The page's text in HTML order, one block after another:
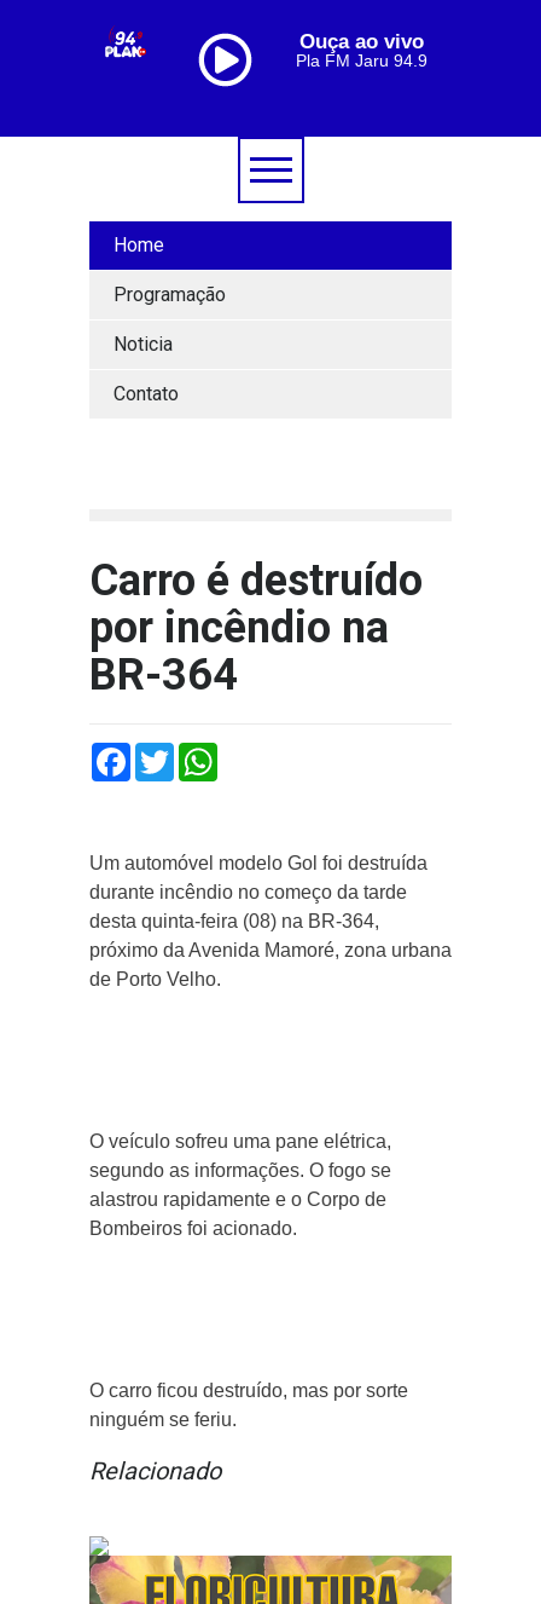
Ouça ao vivo
Pla FM Jaru 94.9
Home
Programação
Noticia
Contato
Carro é destruído
por incêndio na
BR-364
Facebook
Twitter
Um automóvel modelo Gol foi destruída
durante incêndio no começo da tarde
desta quinta-feira (08) na BR-364,
próximo da Avenida Mamoré, zona urbana
de Porto Velho.
O veículo sofreu uma pane elétrica,
segundo as informações. O fogo se
alastrou rapidamente e o Corpo de
Bombeiros foi acionado.
O carro ficou destruído, mas por sorte
ninguém se feriu.
Relacionado